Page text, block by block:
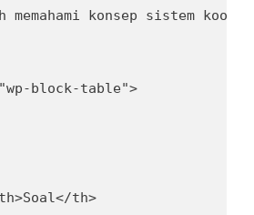
memahami konsep sistem
block-table">
th>